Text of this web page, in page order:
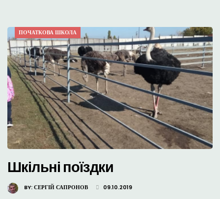
ПОЧАТКОВА ШКОЛА
Шкільні поїздки
BY:СЕРГІЙ САПРОНОВ 09.10.2019